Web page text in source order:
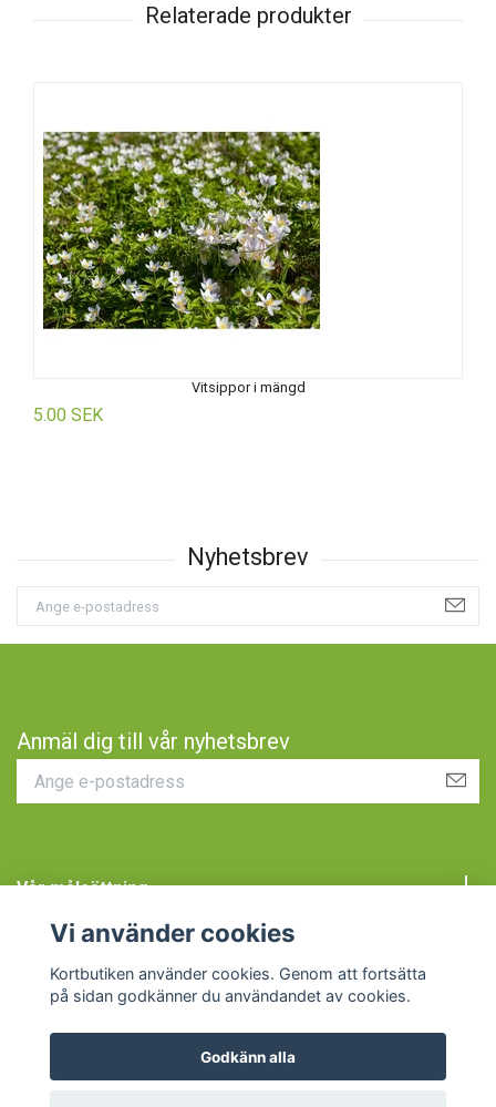
Vitsippor i mängd
5.00 SEK
Anmäl dig till vår nyhetsbrev
Vår målsättning
Vi använder cookies
Kortbutiken använder cookies. Genom att fortsätta
på sidan godkänner du användandet av cookies.
Godkänn alla